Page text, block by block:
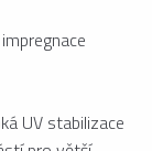
UV stabilizace